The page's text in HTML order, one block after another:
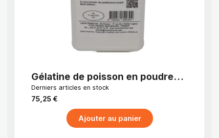
Gélatine de poisson en poudre
1kg
Derniers articles en stock
75,25 €
Ajouter au panier